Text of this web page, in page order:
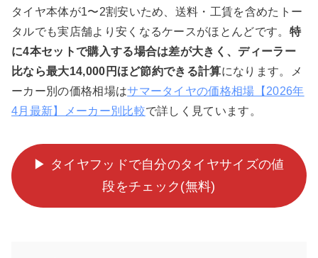
タイヤ本体が1〜2割安いため、送料・工賃を含めたトー
タルでも実店舗より安くなるケースがほとんどです。 特
に4本セットで購入する場合は差が大きく、ディーラー
比なら最大14,000円ほど節約できる計算になります。メ
ーカー別の価格相場はサマータイヤの価格相場【2026年
4月最新】メーカー別比較で詳しく見ています。
▶ タイヤフッドで自分のタイヤサイズの値
段をチェック(無料)